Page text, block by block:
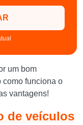
um bom
como funciona o
vantagens!
de veículos